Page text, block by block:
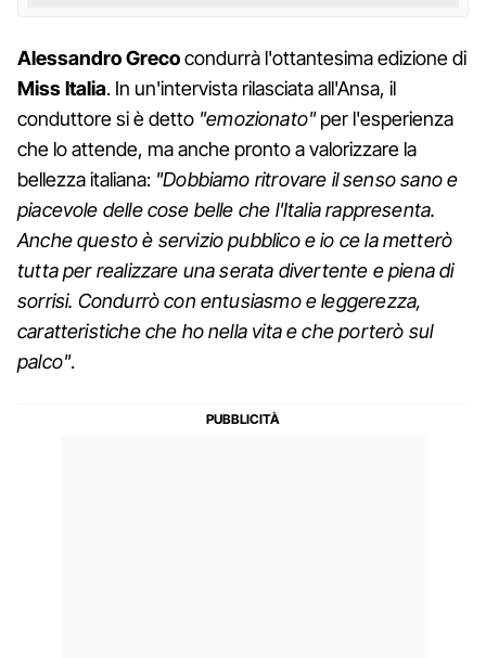
Alessandro Grecocondurrà l'ottantesima edizione di
Miss Italia. In un'intervista rilasciata all'Ansa, il
conduttore si è detto "emozionato"per l'esperienza
che lo attende, ma anche pronto a valorizzare la
bellezza italiana: "Dobbiamo ritrovare il senso sano e
piacevole delle cose belle che l'Italia rappresenta.
Anche questo è servizio pubblico e io ce la metterò
tutta per realizzare una serata divertente e piena di
sorrisi. Condurrò con entusiasmo e leggerezza,
caratteristiche che ho nella vita e che porterò sul
palco".